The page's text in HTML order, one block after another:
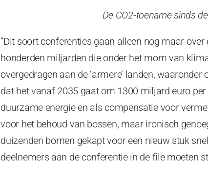
De CO2-toename sinds
“Dit soort conferenties gaan alleen nog maar
honderden miljarden die onder het mom van
overgedragen aan de ‘armere’ landen,
dat het vanaf 2035 gaat om 1300 miljard euro
duurzame energie en als compensatie voor
voor het behoud van bossen, maar ironisch
duizenden bomen gekapt voor een nieuw stuk
deelnemers aan de conferentie in de file moeten